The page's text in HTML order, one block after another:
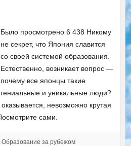
Было просмотрено 6 438 Никому
не секрет, что Япония славится
со своей системой образования.
Естественно, возникает вопрос —
почему все японцы такие
гениальные и уникальные люди?
невозможно крутая
сами.
Образование за рубежом